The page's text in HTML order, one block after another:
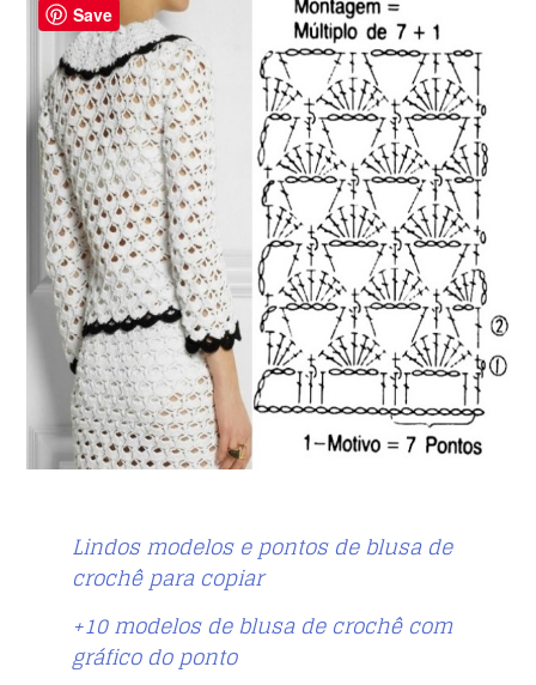
Lindos modelos e pontos de blusa de
crochê para copiar
+10 modelos de blusa de crochê com
gráfico do ponto
Save